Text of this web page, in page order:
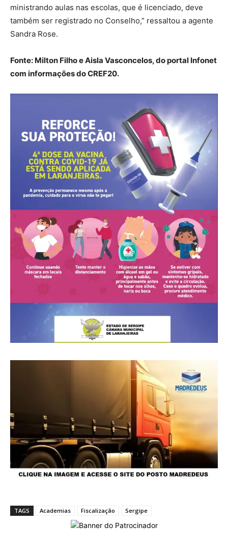
ministrando aulas nas escolas, que é licenciado, deve
também ser registrado no Conselho,” ressaltou a agente
Sandra Rose.
Fonte: Milton Filho e Aisla Vasconcelos, do portal Infonet
com informações do CREF20.
TAGS Academias Fiscalização Sergipe